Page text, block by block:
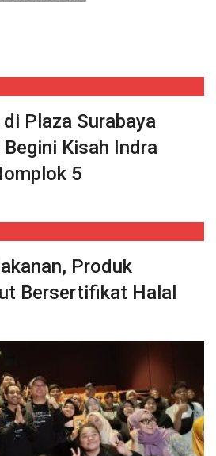
Plaza Surabaya
Kisah Indra
5
Produk
Bersertifikat Halal